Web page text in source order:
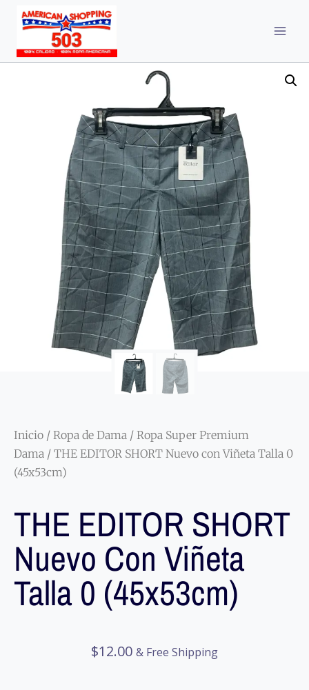
Inicio / Ropa de Dama / Ropa Super Premium
Dama / THE EDITOR SHORT Nuevo con Viñeta Talla 0
(45x53cm)
THE EDITOR SHORT
Nuevo Con Viñeta
Talla 0 (45x53cm)
$12.00 & Free Shipping